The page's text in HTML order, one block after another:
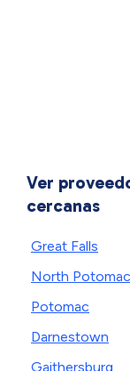
Ver
cercanas
Great Falls
North Potomac
Potomac
Darnestown
Gaithersburg